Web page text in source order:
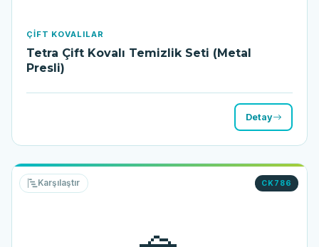
ÇIFT KOVALILAR
Tetra Çift Kovalı Temizlik Seti (Metal
Presli)
Detay
CK786
Karşılaştır